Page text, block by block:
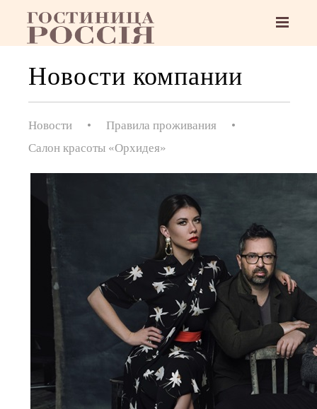
Новости компании
Новости • Правила проживания
•
Салон красоты «Орхидея»